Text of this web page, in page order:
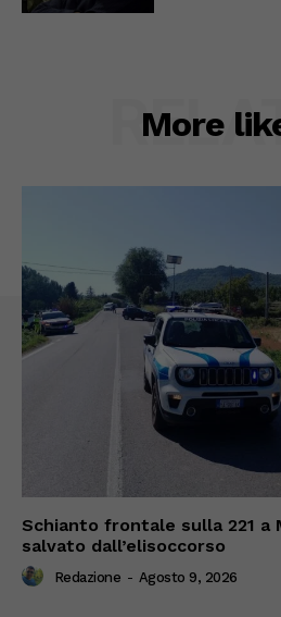
More
Schianto frontale sulla 221 a
salvato dall’elisoccorso
Redazione - Agosto 9, 2026